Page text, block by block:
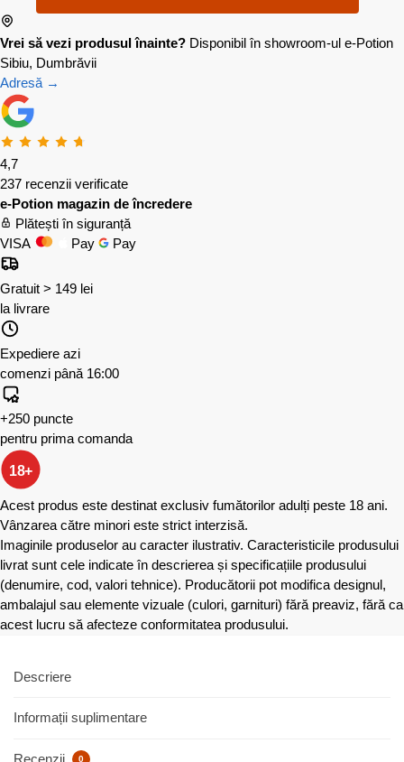
Vrei să vezi produsul înainte? Disponibil în showroom-ul e-Potion
Sibiu, Dumbrăvii
Adresă →
4,7
237 recenzii verificate
e-Potion magazin de încredere
Plătești în siguranță
VISA
Pay Pay
Gratuit > 149 lei
la livrare
Expediere azi
comenzi până 16:00
+250 puncte
pentru prima comanda
18+
Acest produs este destinat exclusiv fumătorilor adulți peste 18 ani.
Vânzarea către minori este strict interzisă.
Imaginile produselor au caracter ilustrativ. Caracteristicile produsului
livrat sunt cele indicate în descrierea și specificațiile produsului
(denumire, cod, valori tehnice). Producătorii pot modifica designul,
ambalajul sau elemente vizuale (culori, garnituri) fără preaviz, fără ca
acest lucru să afecteze conformitatea produsului.
Descriere
Informații suplimentare
Recenzii 0